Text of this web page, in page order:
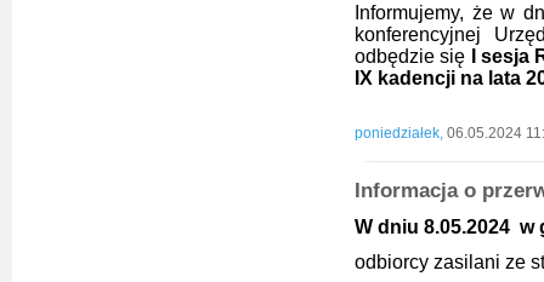
Informujemy, że w
konferencyjnej
odbędzie się
I sesja
IX kadencji na lata
poniedziałek, 06.05.2024
Informacja o
W dniu 8.05.2024 w
odbiorcy zasilani ze